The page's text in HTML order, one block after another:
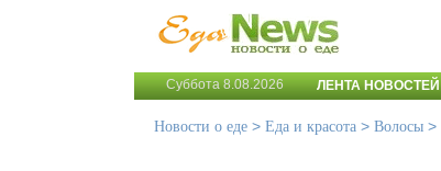
Суббота 8.08.2026 ЛЕНТА НОВОСТЕЙ
Новости о еде > Еда и красота > Волосы >